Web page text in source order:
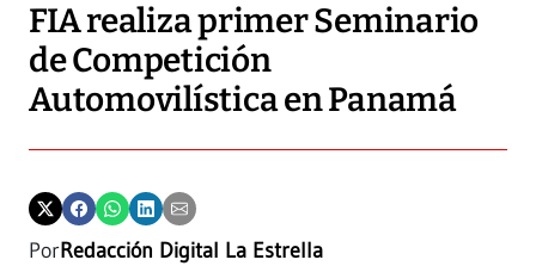
FIA realiza primer Seminario
de Competición
Automovilística en Panamá
PorRedacción Digital La Estrella